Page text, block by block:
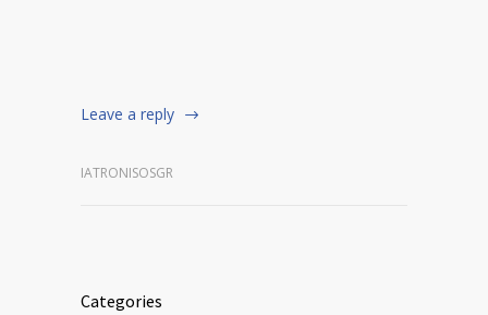
Leave a reply
IATRONISOSGR
Categories